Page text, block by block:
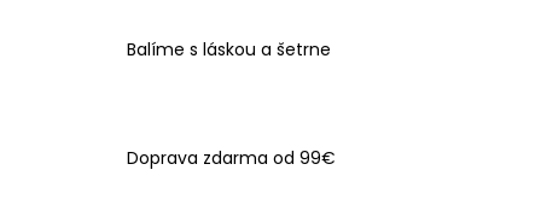
á
i
Balíme s láskou a šetrne
Doprava zdarma od 99€